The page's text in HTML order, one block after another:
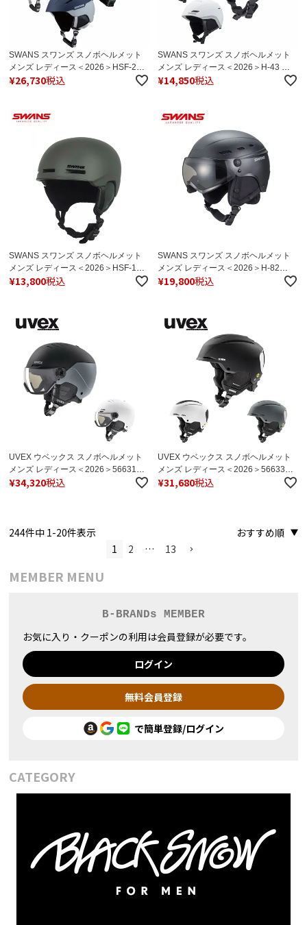
SWANS スワンズ スノボヘルメット
メンズ レディース＜2026＞HSF-231
P2 / HSF-231 P2 日本正規品
¥26,730税込
SWANS スワンズ スノボヘルメット
メンズ レディース＜2026＞H-43 日
本正規品
¥14,850税込
SWANS スワンズ スノボヘルメット
メンズ レディース＜2026＞HSF-190-
P1 / HSF-190 P1 日本正規品
¥13,800税込
SWANS スワンズ スノボヘルメット
メンズ レディース＜2026＞H-82
VISOR 日本正規品
¥19,800税込
UVEX ウベックス スノボヘルメット
メンズ レディース＜2026＞566316 /
uvex wanted visor pro V【眼鏡対応】
¥34,320税込
UVEX ウベックス スノボヘルメット
メンズ レディース＜2026＞566332 /
uvex resolution MIPS 日本正規品
¥31,680税込
おすすめ順
244件中 1-20件表示
1
2 … 13
MEMBER MENU
B-BRANDs MEMBER
お気に入り・クーポンの利用は会員登録が必要です。
ログイン
無料会員登録
で簡単登録/ログイン
CATEGORY